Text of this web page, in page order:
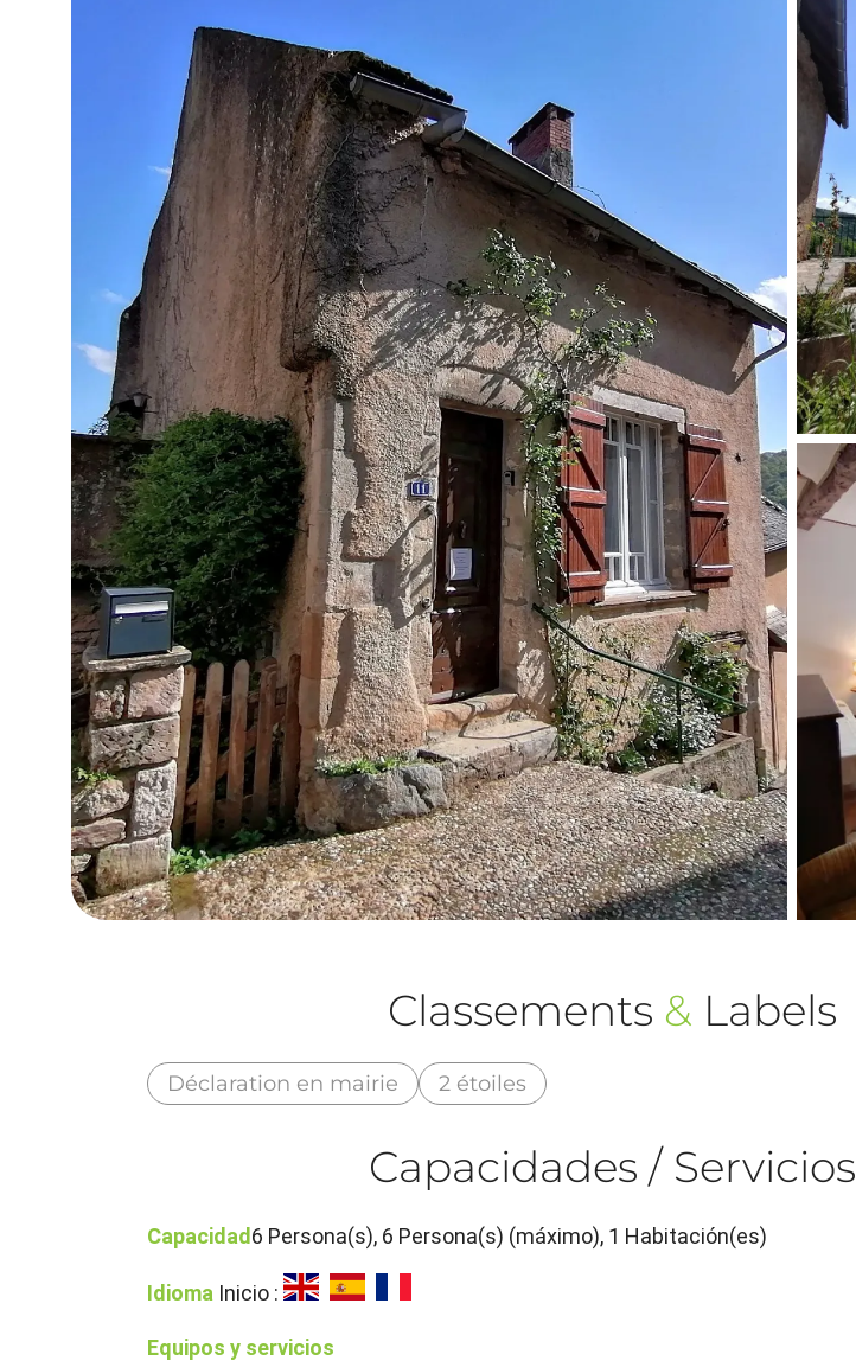
Classements & Labels
Déclaration en mairie 2 étoiles
Capacidades / Servicios
Capacidad6 Persona(s), 6 Persona(s) (máximo), 1 Habitación(es)
Idioma Inicio :
Equipos y servicios